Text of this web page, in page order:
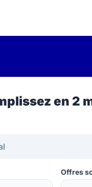
en 2
Offres